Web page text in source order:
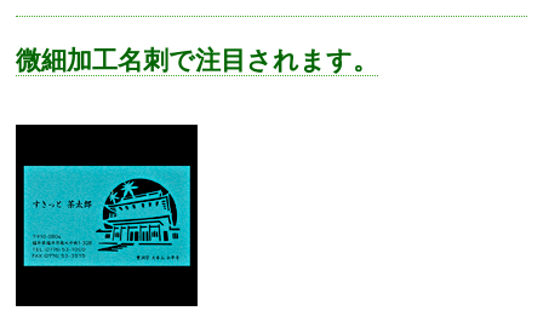
微細加工名刺で注目されます。